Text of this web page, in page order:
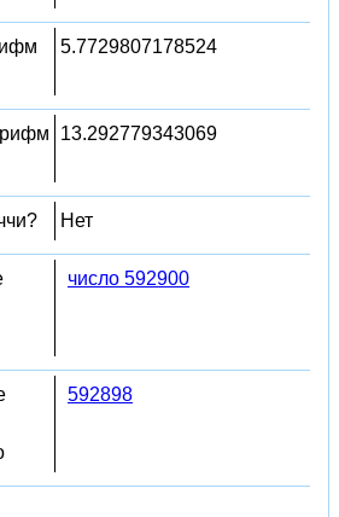
5.7729807178524
13.292779343069
Нет
число 592900
592898